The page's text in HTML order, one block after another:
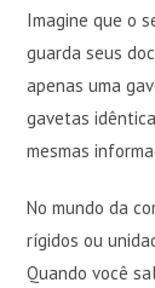
Imagine que o
guarda seus
apenas uma
gavetas
mesmas
No mundo da
rígidos ou
Quando você